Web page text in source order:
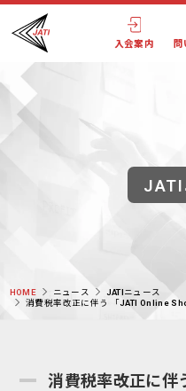
入会案内
JATI
HOME ニュース
JATIニュース
消費税率改正に伴う 「JATI Online
消費税率改正に伴